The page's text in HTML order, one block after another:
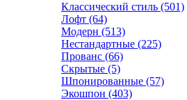
Классический стиль (501)
Лофт (64)
Модерн (513)
Нестандартные (225)
Прованс (66)
Скрытые (5)
Шпонированные (57)
Экошпон (403)